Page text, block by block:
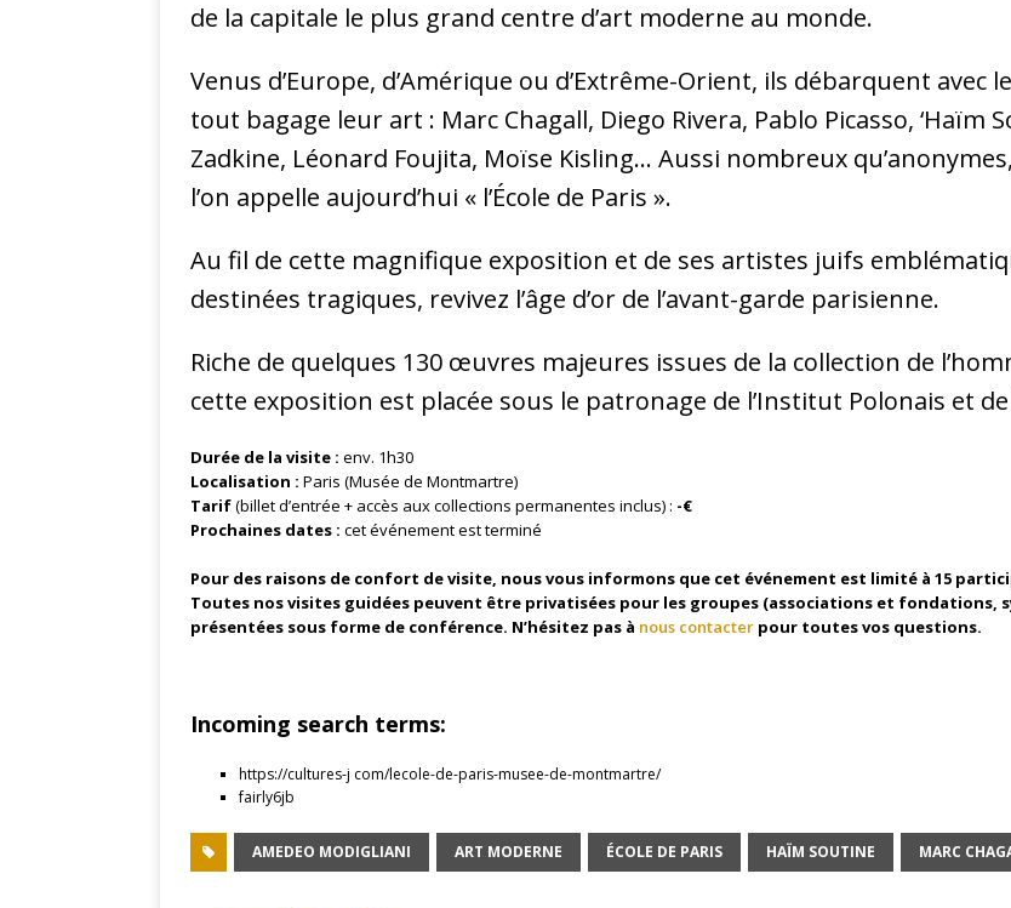
de la capitale le plus grand centre d’art moderne au monde.
Venus d’Europe, d’Amérique ou d’Extrême-Orient, ils débarquent
tout bagage leur art : Marc Chagall, Diego Rivera, Pablo Picasso, ‘Haïm
Zadkine, Léonard Foujita, Moïse Kisling… Aussi nombreux
l’on appelle aujourd’hui « l’École de Paris ».
Au fil de cette magnifique exposition et de ses artistes juifs
destinées tragiques, revivez l’âge d’or de l’avant-garde parisienne.
Riche de quelques 130 œuvres majeures issues de la collection de
cette exposition est placée sous le patronage de l’Institut Polonais et de
Durée de la visite : env. 1h30
Localisation : Paris (Musée de Montmartre)
Tarif(billet d’entrée + accès aux collections permanentes inclus) : -€
Prochaines dates : cet événement est terminé
Pour des raisons de confort de visite, nous vous informons que cet événement est limité à 15
Toutes nos visites guidées peuvent être privatisées pour les groupes (associations et fondations,
présentées sous forme de conférence. N’hésitez pas à nous contacter pour toutes vos questions.
Incoming search terms:
https://cultures-j com/lecole-de-paris-musee-de-montmartre/
fairly6jb
AMEDEO MODIGLIANI ART MODERNE ÉCOLE DE PARIS HAÏM SOUTINE MARC